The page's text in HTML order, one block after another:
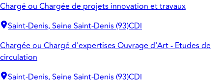
Chargé ou Chargée de projets innovation et travaux
Saint-Denis, Seine Saint-Denis (93)CDI
Chargée ou Chargé d'expertises Ouvrage d'Art - Etudes de
circulation
Saint-Denis, Seine Saint-Denis (93)CDI